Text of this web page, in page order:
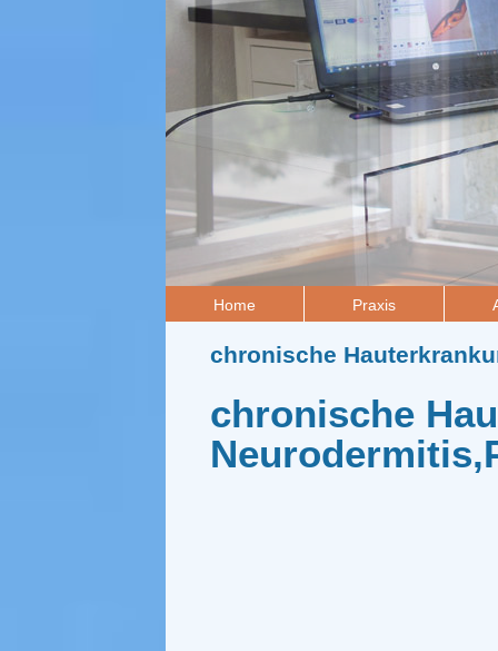
Home Praxis
chronische
chronische